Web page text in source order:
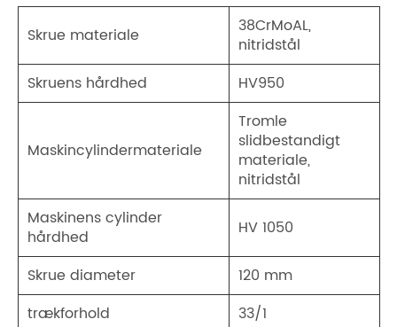
Skrue materiale
38CrMoAL,
nitridstål
Skruens hårdhed
HV950
Maskincylindermateriale
Tromle
slidbestandigt
materiale,
nitridstål
Maskinens cylinder
hårdhed
HV 1050
Skrue diameter
120 mm
trækforhold
33/1